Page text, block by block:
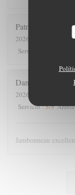
Patrick
2026-07-23
- 20:00
Servicio
Damien
2026-07-18
Servicio:5/5
Jambonneau